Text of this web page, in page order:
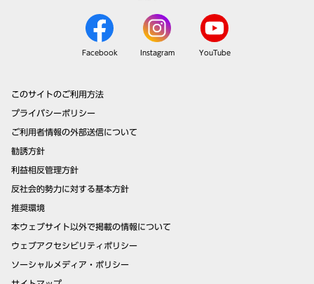
Facebook Instagram YouTube
このサイトのご利用方法
プライバシーポリシー
ご利用者情報の外部送信について
勧誘方針
利益相反管理方針
反社会的勢力に対する基本方針
推奨環境
本ウェブサイト以外で掲載の情報について
ウェブアクセシビリティポリシー
ソーシャルメディア・ポリシー